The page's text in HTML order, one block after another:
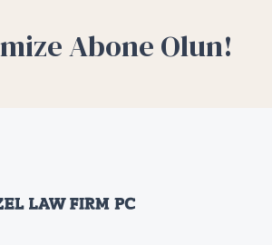
Abone Olun!